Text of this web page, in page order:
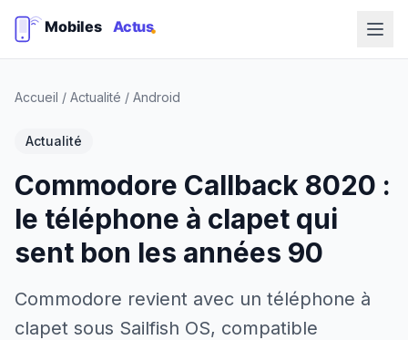
Accueil / Actualité / Android
Actualité
Commodore Callback 8020 :
le téléphone à clapet qui
sent bon les années 90
Commodore revient avec un téléphone à
clapet sous Sailfish OS, compatible